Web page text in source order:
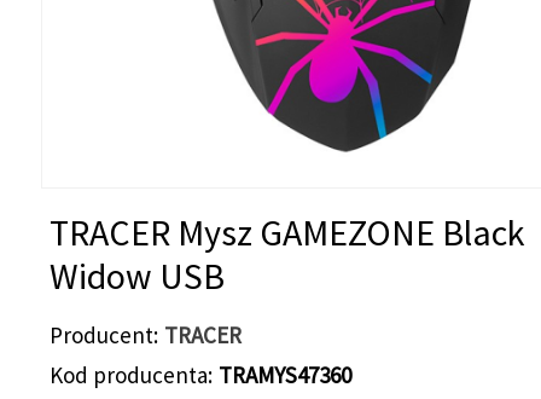
TRACER Mysz GAMEZONE Black
Widow USB
Producent TRACER
Kod producenta TRAMYS47360